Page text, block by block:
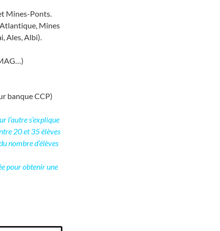
Mines-Ponts.
Mines
Ales, Albi).
banque CCP)
l’autre s’explique
20 et 35 élèves
nombre d’élèves
pour obtenir une